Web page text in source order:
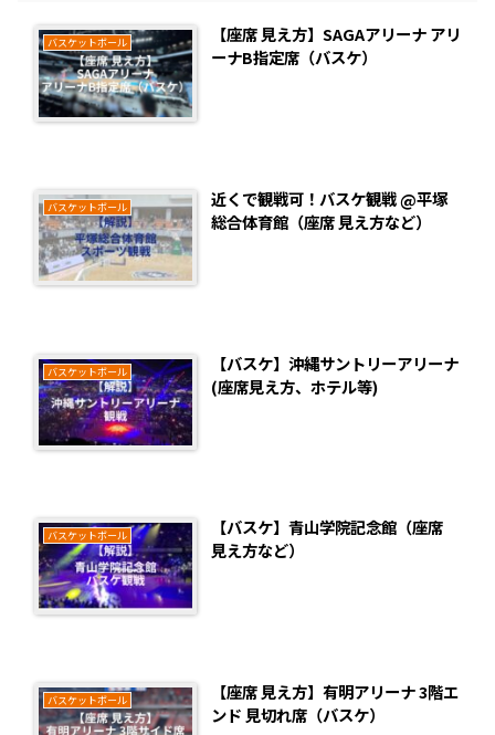
バスケットボール
【座席 見え方】SAGAアリーナ アリ
ーナB指定席（バスケ）
バスケットボール
近くで観戦可！バスケ観戦 @平塚
総合体育館（座席 見え方など）
バスケットボール
【バスケ】沖縄サントリーアリーナ
(座席見え方、ホテル等)
バスケットボール
【バスケ】青山学院記念館（座席
見え方など）
バスケットボール
【座席 見え方】有明アリーナ 3階エ
ンド 見切れ席（バスケ）